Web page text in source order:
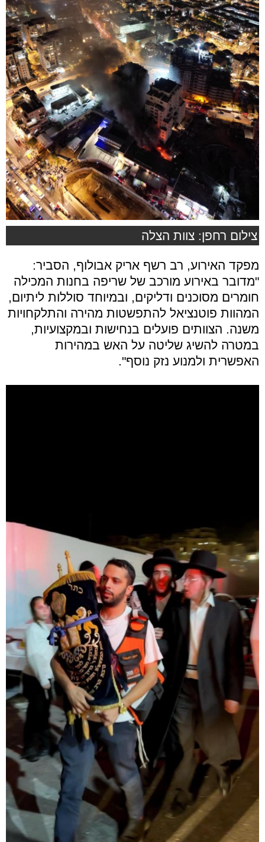
צילום רחפן: צוות הצלה
מפקד האירוע, רב רשף אריק אבולוף, הסביר:
"מדובר באירוע מורכב של שריפה בחנות המכילה
חומרים מסוכנים ודליקים, ובמיוחד סוללות ליתיום,
המהוות פוטנציאל להתפשטות מהירה והתלקחויות
משנה. הצוותים פועלים בנחישות ובמקצועיות,
במטרה להשיג שליטה על האש במהירות
האפשרית ולמנוע נזק נוסף".